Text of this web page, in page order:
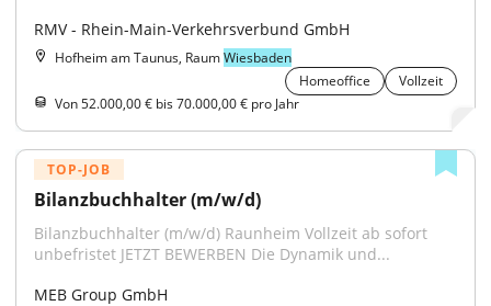
RMV - Rhein-Main-Verkehrsverbund GmbH
Hofheim am Taunus, RaumWiesbaden
Homeoffice
Vollzeit
Von 52.000,00 € bis 70.000,00 € pro Jahr
TOP-JOB
Bilanzbuchhalter (m/w/d)
Bilanzbuchhalter (m/w/d) Raunheim Vollzeit ab sofort
unbefristet JETZT BEWERBEN Die Dynamik und...
MEB Group GmbH